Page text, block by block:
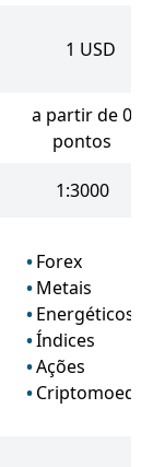
1 USD
a partir de 0
pontos
1:3000
Forex
Metais
Energéticos
Índices
Ações
Criptomoeda